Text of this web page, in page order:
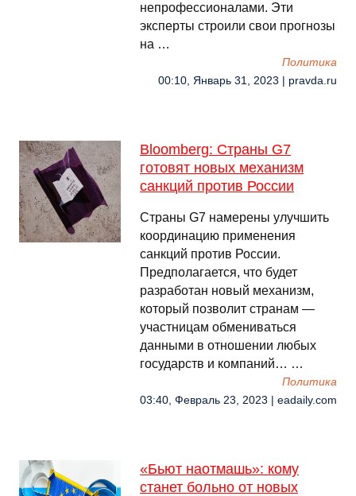
непрофессионалами. Эти
эксперты строили свои прогнозы
на …
Политика
00:10, Январь 31, 2023 | pravda.ru
Bloomberg: Страны G7
готовят новых механизм
санкций против России
Страны G7 намерены улучшить
координацию применения
санкций против России.
Предполагается, что будет
разработан новый механизм,
который позволит странам —
участницам обмениваться
данными в отношении любых
государств и компаний… …
Политика
03:40, Февраль 23, 2023 | eadaily.com
«Бьют наотмашь»: кому
станет больно от новых